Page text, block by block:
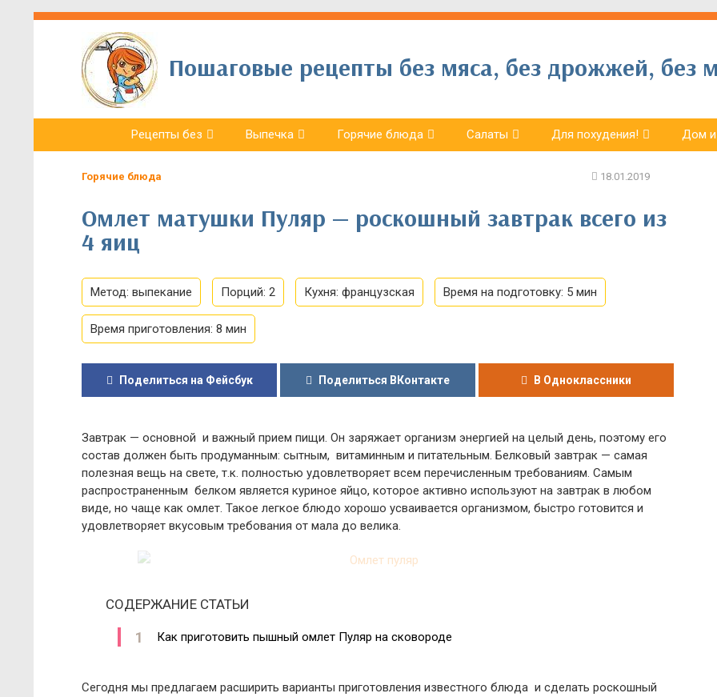
Пошаговые рецепты без мяса, без дрожжей, без
Рецепты без Выпечка Горячие блюда Салаты Для похудения! Дом и
Горячие блюда
Омлет матушки Пуляр — роскошный завтрак всего из
4 яиц
Метод: выпекание Порций: 2 Кухня: французская Время на подготовку: 5 мин
Время приготовления: 8 мин
Поделиться на Фейсбук Поделиться ВКонтакте В Одноклассники
Завтрак — основной и важный прием пищи. Он заряжает организм энергией на целый день, поэтому его
состав должен быть продуманным: сытным, витаминным и питательным. Белковый завтрак — самая
полезная вещь на свете, т.к. полностью удовлетворяет всем перечисленным требованиям. Самым
распространенным белком является куриное яйцо, которое активно используют на завтрак в любом
виде, но чаще как омлет. Такое легкое блюдо хорошо усваивается организмом, быстро готовится и
удовлетворяет вкусовым требования от мала до велика.
СОДЕРЖАНИЕ СТАТЬИ
Как приготовить пышный омлет Пуляр на сковороде
Сегодня мы предлагаем расширить варианты приготовления известного блюда и сделать роскошный